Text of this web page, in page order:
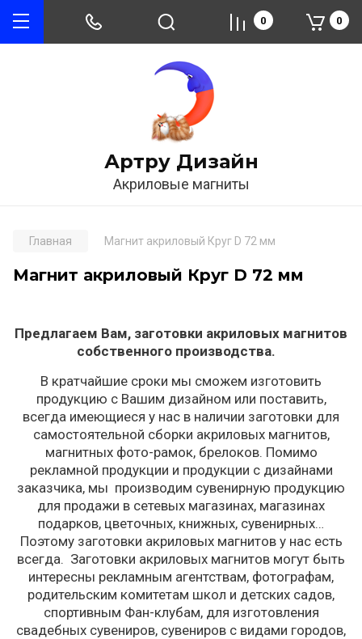
Артру Дизайн
Акриловые магниты
0 0
Главная Магнит акриловый Круг D 72 мм
Магнит акриловый Круг D 72 мм
Предлагаем Вам, заготовки акриловых магнитов
собственного производства.
В кратчайшие сроки мы сможем изготовить
продукцию с Вашим дизайном или поставить,
всегда имеющиеся у нас в наличии заготовки для
самостоятельной сборки акриловых магнитов,
магнитных фото-рамок, брелоков. Помимо
рекламной продукции и продукции с дизайнами
заказчика, мы производим сувенирную продукцию
для продажи в сетевых магазинах, магазинах
подарков, цветочных, книжных, сувенирных…
Поэтому заготовки акриловых магнитов у нас есть
всегда. Заготовки акриловых магнитов могут быть
интересны рекламным агентствам, фотографам,
родительским комитетам школ и детских садов,
спортивным Фан-клубам, для изготовления
свадебных сувениров, сувениров с видами городов,